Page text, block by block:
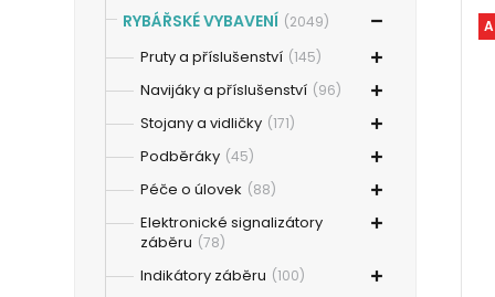
RYBÁŘSKÉ VYBAVENÍ (2049)
Pruty a příslušenství (145)
Navijáky a příslušenství (96)
Stojany a vidličky (171)
Podběráky (45)
Péče o úlovek (88)
Elektronické signalizátory
záběru (78)
Indikátory záběru (100)